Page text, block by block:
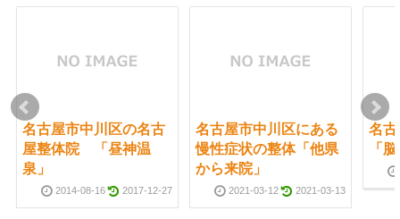
名古屋市中川区の名古
屋整体院 「昼神温
泉」
2014-08-16 2017-12-27
名古屋市中川区にある
慢性症状の整体「他県
から来院」
2021-03-12 2021-03-13
名
「